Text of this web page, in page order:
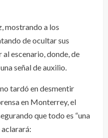
mostrando a los
de ocultar sus
escenario, donde, de
señal de auxilio.
tardó en desmentir
en Monterrey, el
que todo es “una